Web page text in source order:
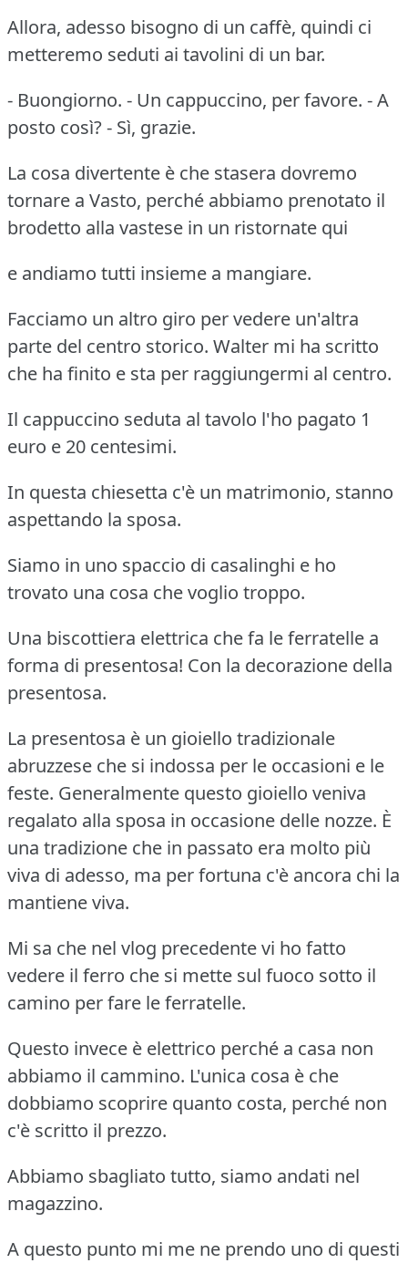
Allora, adesso bisogno di un caffè, quindi ci
metteremo seduti ai tavolini di un bar.
- Buongiorno. - Un cappuccino, per favore. - A
posto così? - Sì, grazie.
La cosa divertente è che stasera dovremo
tornare a Vasto, perché abbiamo prenotato il
brodetto alla vastese in un ristornate qui
e andiamo tutti insieme a mangiare.
Facciamo un altro giro per vedere un'altra
parte del centro storico. Walter mi ha scritto
che ha finito e sta per raggiungermi al centro.
Il cappuccino seduta al tavolo l'ho pagato 1
euro e 20 centesimi.
In questa chiesetta c'è un matrimonio, stanno
aspettando la sposa.
Siamo in uno spaccio di casalinghi e ho
trovato una cosa che voglio troppo.
Una biscottiera elettrica che fa le ferratelle a
forma di presentosa! Con la decorazione della
presentosa.
La presentosa è un gioiello tradizionale
abruzzese che si indossa per le occasioni e le
feste. Generalmente questo gioiello veniva
regalato alla sposa in occasione delle nozze. È
una tradizione che in passato era molto più
viva di adesso, ma per fortuna c'è ancora chi la
mantiene viva.
Mi sa che nel vlog precedente vi ho fatto
vedere il ferro che si mette sul fuoco sotto il
camino per fare le ferratelle.
Questo invece è elettrico perché a casa non
abbiamo il cammino. L'unica cosa è che
dobbiamo scoprire quanto costa, perché non
c'è scritto il prezzo.
Abbiamo sbagliato tutto, siamo andati nel
magazzino.
A questo punto mi me ne prendo uno di questi